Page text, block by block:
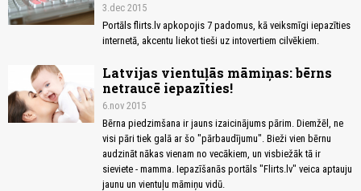
3.dec 2015
Portāls flirts.lv apkopojis 7 padomus, kā veiksmīgi iepazīties
internetā, akcentu liekot tieši uz intovertiem cilvēkiem.
Latvijas vientuļās māmiņas: bērns
netraucē iepazīties!
6.nov 2015
Bērna piedzimšana ir jauns izaicinājums pārim. Diemžēl, ne
visi pāri tiek galā ar šo "pārbaudījumu". Bieži vien bērnu
audzināt nākas vienam no vecākiem, un visbiežāk tā ir
sieviete - mamma. Iepazīšanās portāls "Flirts.lv" veica aptauju
jaunu un vientuļu māmiņu vidū.